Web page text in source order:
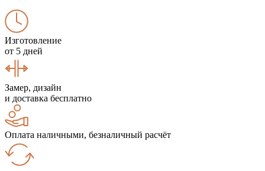
Изготовление
от 5 дней
Замер, дизайн
и доставка бесплатно
Оплата наличными, безналичный расчёт